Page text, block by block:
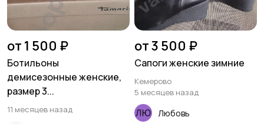
от 1 500 ₽
Ботильоны
демисезонные женские,
размер 3...
11 месяцев назад
от 3 500 ₽
Сапоги женские зимние
Кемерово
5 месяцев назад
Любовь